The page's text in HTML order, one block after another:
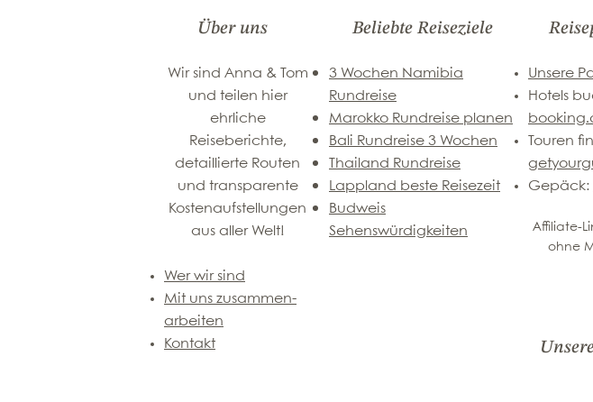
Über uns
Wir sind Anna & Tom
und teilen hier
ehrliche
Reiseberichte,
detaillierte Routen
und transparente
Kostenaufstellungen
aus aller Welt!
Wer wir sind
Mit uns zusammen-
arbeiten
Kontakt
Beliebte Reiseziele
3 Wochen Namibia
Rundreise
Marokko Rundreise planen
Bali Rundreise 3 Wochen
Thailand Rundreise
Lappland beste Reisezeit
Budweis
Sehenswürdigkeiten
Unsere
Hotels
Touren
Gepäck:
Affiliate-
ohne